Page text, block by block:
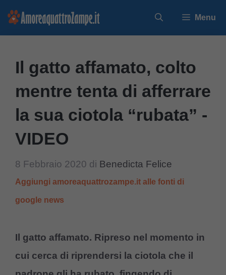
Vai
Menu
Il gatto affamato, colto
mentre tenta di afferrare
la sua ciotola “rubata” -
VIDEO
8 Febbraio 2020 di Benedicta Felice
Aggiungi amoreaquattrozampe.it alle fonti di
google news
Il gatto affamato. Ripreso nel momento in
cui cerca di riprendersi la ciotola che il